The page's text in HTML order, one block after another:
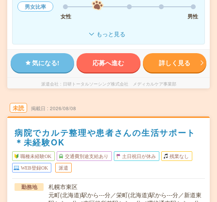
男女比率
女性
男性
もっと見る
気になる! 応募へ進む 詳しく見る
派遣会社 日研トータルソーシング株式会社 メディカルケア事業部
未読 掲載日 2026/08/08
病院でカルテ整理や患者さんの生活サポート
＊未経験OK
職種未経験OK 交通費別途支給あり 土日祝日が休み 残業なし
WEB登録OK 派遣
勤務地
札幌市東区
元町(北海道)駅から---分／栄町(北海道)駅から---分／新道東